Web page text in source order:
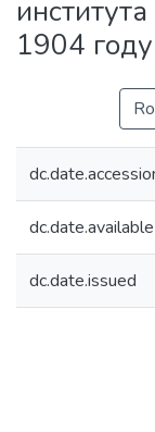
1904 году
dc.date.available
dc.date.issued